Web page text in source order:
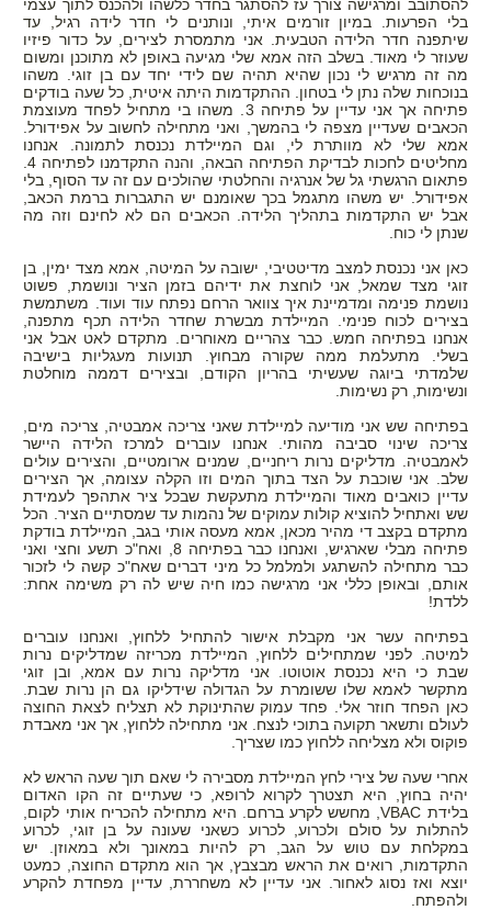
להסתובב ומרגישה צורך עז להסתגר בחדר כלשהו ולהכנס לתוך עצמי
בלי הפרעות. במיון זורמים איתי, ונותנים לי חדר לידה רגיל, עד
שיתפנה חדר הלידה הטבעית. אני מתמסרת לצירים, על כדור פיזיו
שעוזר לי מאוד. בשלב הזה אמא שלי מגיעה באופן לא מתוכנן ומשום
מה זה מרגיש לי נכון שהיא תהיה שם לידי יחד עם בן זוגי. משהו
בנוכחות שלה נתן לי בטחון. ההתקדמות היתה איטית, כל שעה בודקים
פתיחה אך אני עדיין על פתיחה 3. משהו בי מתחיל לפחד מעוצמת
הכאבים שעדיין מצפה לי בהמשך, ואני מתחילה לחשוב על אפידורל.
אמא שלי לא מוותרת לי, וגם המיילדת נכנסת לתמונה. אנחנו
מחליטים לחכות לבדיקת הפתיחה הבאה, והנה התקדמנו לפתיחה 4.
פתאום הרגשתי גל של אנרגיה והחלטתי שהולכים עם זה עד הסוף, בלי
אפידורל. יש משהו מתגמל בכך שאומנם יש התגברות ברמת הכאב,
אבל יש התקדמות בתהליך הלידה. הכאבים הם לא לחינם וזה מה
שנתן לי כוח.
כאן אני נכנסת למצב מדיטטיבי, ישובה על המיטה, אמא מצד ימין, בן
זוגי מצד שמאל, אני לוחצת את ידיהם בזמן הציר ונושמת, פשוט
נושמת פנימה ומדמיינת איך צוואר הרחם נפתח עוד ועוד. משתמשת
בצירים לכוח פנימי. המיילדת מבשרת שחדר הלידה תכף מתפנה,
אנחנו בפתיחה חמש. כבר צהריים מאוחרים. מתקדם לאט אבל אני
בשלי. מתעלמת ממה שקורה מבחוץ. תנועות מעגליות בישיבה
שלמדתי ביוגה שעשיתי בהריון הקודם, ובצירים דממה מוחלטת
ונשימות, רק נשימות.
בפתיחה שש אני מודיעה למיילדת שאני צריכה אמבטיה, צריכה מים,
צריכה שינוי סביבה מהותי. אנחנו עוברים למרכז הלידה היישר
לאמבטיה. מדליקים נרות ריחניים, שמנים ארומטיים, והצירים עולים
שלב. אני שוכבת על הצד בתוך המים וזו הקלה עצומה, אך הצירים
עדיין כואבים מאוד והמיילדת מתעקשת שבכל ציר אתהפך לעמידת
שש ואתחיל להוציא קולות עמוקים של נהמות עד שמסתיים הציר. הכל
מתקדם בקצב די מהיר מכאן, אמא מעסה אותי בגב, המיילדת בודקת
פתיחה מבלי שארגיש, ואנחנו כבר בפתיחה 8, ואח"כ תשע וחצי ואני
כבר מתחילה להשתגע ולמלמל כל מיני דברים שאח"כ קשה לי לזכור
אותם, ובאופן כללי אני מרגישה כמו חיה שיש לה רק משימה אחת:
ללדת!
בפתיחה עשר אני מקבלת אישור להתחיל ללחוץ, ואנחנו עוברים
למיטה. לפני שמתחילים ללחוץ, המיילדת מכריזה שמדליקים נרות
שבת כי היא נכנסת אוטוטו. אני מדליקה נרות עם אמא, ובן זוגי
מתקשר לאמא שלו ששומרת על הגדולה שידליקו גם הן נרות שבת.
כאן הפחד חוזר אלי. פחד עמוק שהתינוקת לא תצליח לצאת החוצה
לעולם ותשאר תקועה בתוכי לנצח. אני מתחילה ללחוץ, אך אני מאבדת
פוקוס ולא מצליחה ללחוץ כמו שצריך.
אחרי שעה של צירי לחץ המיילדת מסבירה לי שאם תוך שעה הראש לא
יהיה בחוץ, היא תצטרך לקרוא לרופא, כי שעתיים זה הקו האדום
בלידת VBAC, מחשש לקרע ברחם. היא מתחילה להכריח אותי לקום,
להתלות על סולם ולכרוע, לכרוע כשאני שעונה על בן זוגי, לכרוע
במקלחת עם טוש על הגב, רק להיות במאונך ולא במאוזן. יש
התקדמות, רואים את הראש מבצבץ, אך הוא מתקדם החוצה, כמעט
יוצא ואז נסוג לאחור. אני עדיין לא משחררת, עדיין מפחדת להקרע
ולהפתח.